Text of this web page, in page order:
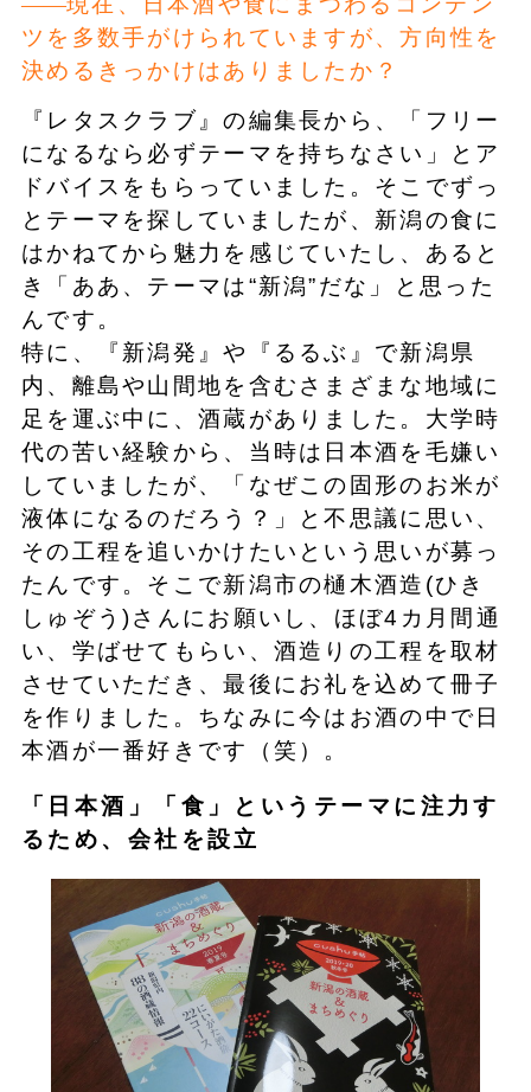
ツを多数手がけられていますが、方向性を
決めるきっかけはありましたか？
『レタスクラブ』の編集長から、「フリー
になるなら必ずテーマを持ちなさい」とア
ドバイスをもらっていました。そこでずっ
とテーマを探していましたが、新潟の食に
はかねてから魅力を感じていたし、あると
き「ああ、テーマは“新潟”だな」と思った
んです。
特に、『新潟発』や『るるぶ』で新潟県
内、離島や山間地を含むさまざまな地域に
足を運ぶ中に、酒蔵がありました。大学時
代の苦い経験から、当時は日本酒を毛嫌い
していましたが、「なぜこの固形のお米が
液体になるのだろう？」と不思議に思い、
その工程を追いかけたいという思いが募っ
たんです。そこで新潟市の樋木酒造(ひき
しゅぞう)さんにお願いし、ほぼ4カ月間通
い、学ばせてもらい、酒造りの工程を取材
させていただき、最後にお礼を込めて冊子
を作りました。ちなみに今はお酒の中で日
本酒が一番好きです（笑）。
「日本酒」「食」というテーマに注力す
るため、会社を設立